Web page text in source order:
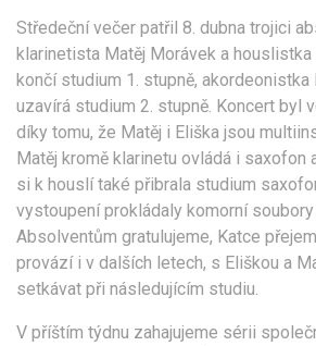
Středeční večer patřil 8. dubna trojici
klarinetista Matěj Morávek a
končí studium 1. stupně, akordeonistka
uzavírá studium 2. stupně. Koncert byl
díky tomu, že Matěj i Eliška jsou
Matěj kromě klarinetu ovládá i saxofon
si k houslí také přibrala studium
vystoupení prokládaly komorní
Absolventům gratulujeme, Katce
provází i v dalších letech, s Eliškou a
setkávat při následujícím studiu.
V příštím týdnu zahajujeme sérii